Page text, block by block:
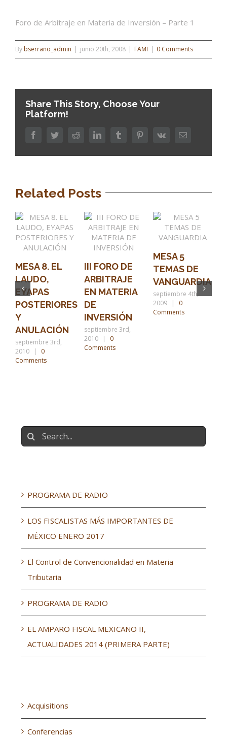
Foro de Arbitraje en Materia de Inversión – Parte 1
By bserrano_admin | junio 20th, 2008 | FAMI | 0 Comments
Share This Story, Choose Your
Platform!
FacebookTwitterRedditLinkedInTumblr PinterestVk Email
Related Posts
MESA 8. EL
LAUDO,
EYAPAS
POSTERIORES
Y
ANULACIÓN
septiembre 3rd,
2010
|
0
Comments
III FORO DE
ARBITRAJE
EN MATERIA
DE
INVERSIÓN
septiembre 3rd,
2010
|
0
Comments
MESA 5
TEMAS DE
VANGUARDIA
septiembre 4th,
2009
|
0
Comments
Search
for:
PROGRAMA DE RADIO
LOS FISCALISTAS MÁS IMPORTANTES DE
MÉXICO ENERO 2017
El Control de Convencionalidad en Materia
Tributaria
PROGRAMA DE RADIO
EL AMPARO FISCAL MEXICANO II,
ACTUALIDADES 2014 (PRIMERA PARTE)
Acquisitions
Conferencias